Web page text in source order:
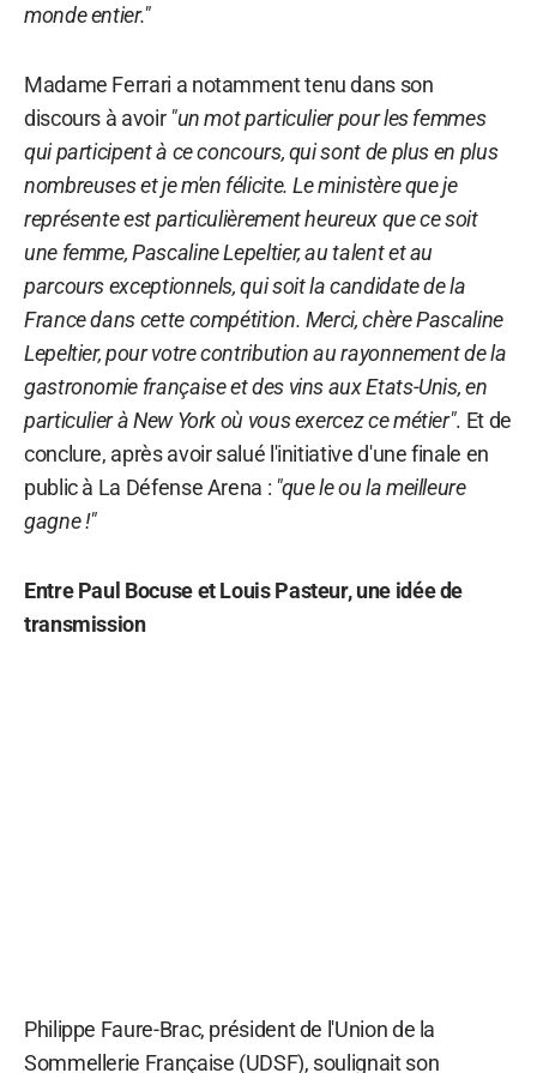
monde entier."
Madame Ferrari a notamment tenu dans son
discours à avoir"un mot particulier pour les femmes
qui participent à ce concours, qui sont de plus en plus
nombreuses et je m'en félicite. Le ministère que je
représente est particulièrement heureux que ce soit
une femme, Pascaline Lepeltier, au talent et au
parcours exceptionnels, qui soit la candidate de la
France dans cette compétition. Merci, chère Pascaline
Lepeltier, pour votre contribution au rayonnement de la
gastronomie française et des vins aux Etats-Unis, en
particulier à New York où vous exercez ce métier". Et de
conclure, après avoir salué l'initiative d'une finale en
public à La Défense Arena : "que le ou la meilleure
gagne !"
Entre Paul Bocuse et Louis Pasteur, une idée de
transmission
Philippe Faure-Brac, président de l'Union de la
Sommellerie Française (UDSF), soulignait son